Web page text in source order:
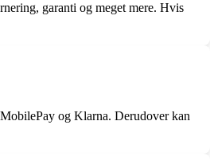
garanti og meget mere. Hvis
og Klarna. Derudover kan